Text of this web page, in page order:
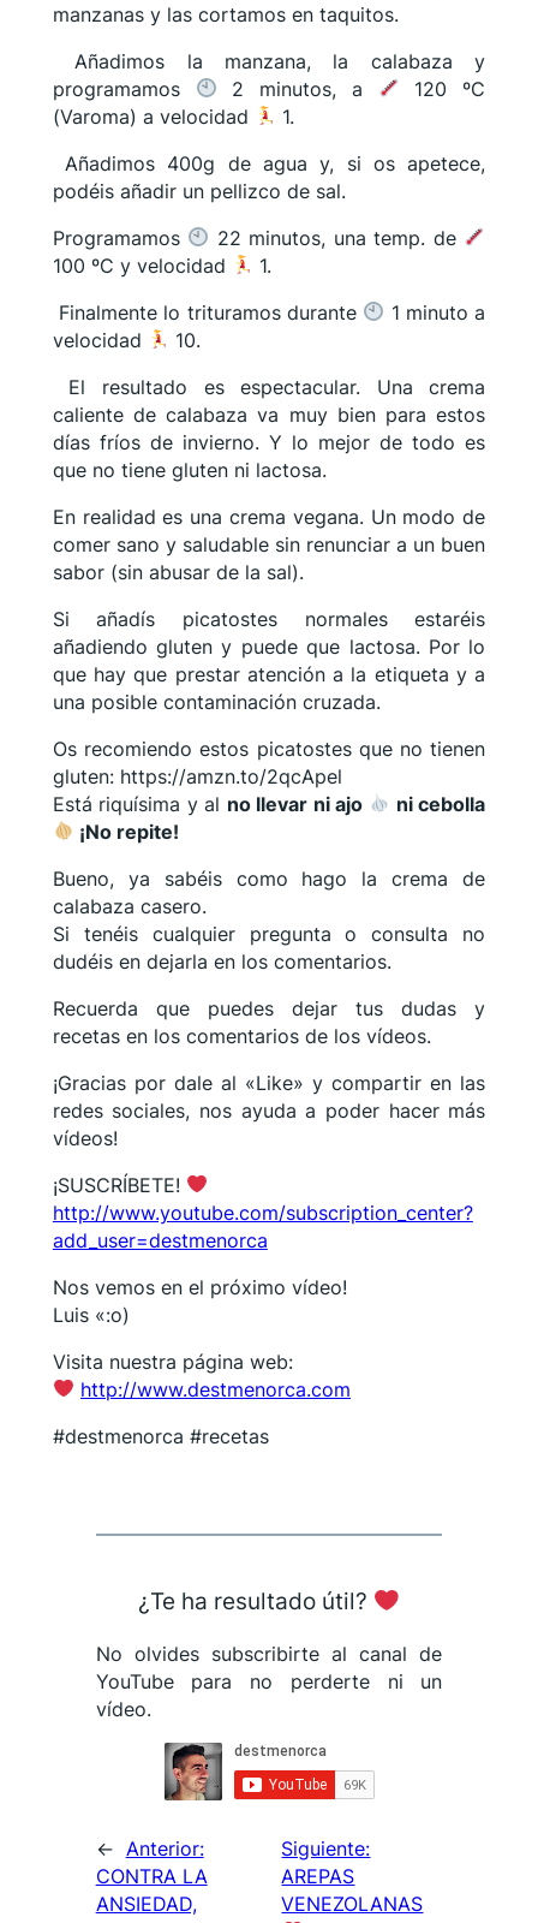
manzanas y las cortamos en taquitos.
Añadimos la manzana, la calabaza y
programamos
2 minutos, a
120 ºC
(Varoma) a velocidad
1.
Añadimos 400g de agua y, si os apetece,
podéis añadir un pellizco de sal.
Programamos
22 minutos, una temp. de
100 ºC y velocidad
1.
Finalmente lo trituramos durante
1 minuto a
velocidad
10.
El resultado es espectacular. Una crema
caliente de calabaza va muy bien para estos
días fríos de invierno. Y lo mejor de todo es
que no tiene gluten ni lactosa.
En realidad es una crema vegana. Un modo de
comer sano y saludable sin renunciar a un buen
sabor (sin abusar de la sal).
Si añadís picatostes normales estaréis
añadiendo gluten y puede que lactosa. Por lo
que hay que prestar atención a la etiqueta y a
una posible contaminación cruzada.
Os recomiendo estos picatostes que no tienen
gluten: https://amzn.to/2qcApel
Está riquísima y al no llevar ni ajo
ni cebolla
¡No repite!
Bueno, ya sabéis como hago la crema de
calabaza casero.
Si tenéis cualquier pregunta o consulta no
dudéis en dejarla en los comentarios.
Recuerda que puedes dejar tus dudas y
recetas en los comentarios de los vídeos.
¡Gracias por dale al «Like» y compartir en las
redes sociales, nos ayuda a poder hacer más
vídeos!
¡SUSCRÍBETE!
http://www.youtube.com/subscription_center?
add_user=destmenorca
Nos vemos en el próximo vídeo!
Luis «:o)
Visita nuestra página web:
http://www.destmenorca.com
#destmenorca #recetas
¿Te ha resultado útil?
No olvides subscribirte al canal de
YouTube para no perderte ni un
vídeo.
← Anterior:
CONTRA LA
ANSIEDAD,
Siguiente:
AREPAS
VENEZOLANAS